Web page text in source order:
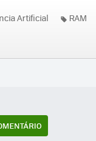
Artificial RAM